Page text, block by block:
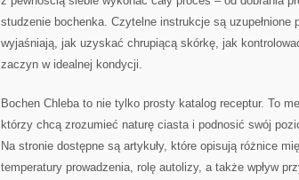
studzenie bochenka. Czytelne instrukcje są uzupełnione
wyjaśniają, jak uzyskać chrupiącą skórkę, jak
zaczyn w idealnej kondycji.
Bochen Chleba to nie tylko prosty katalog receptur. To
którzy chcą zrozumieć naturę ciasta i podnosić swój
Na stronie dostępne są artykuły, które opisują różnice
temperatury prowadzenia, rolę autolizy, a także wpływ